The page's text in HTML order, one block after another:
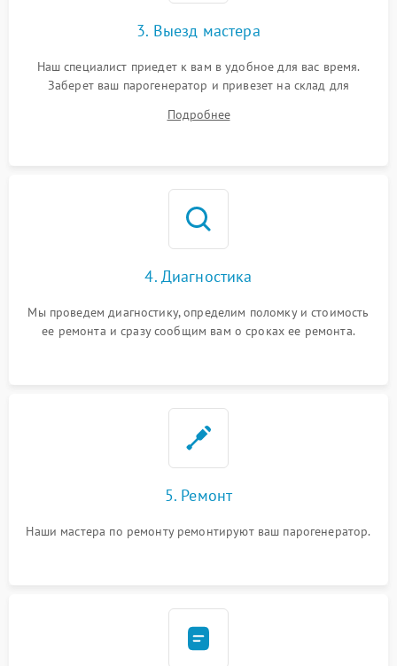
3. Выезд мастера
Наш специалист приедет к вам в удобное для вас время.
Заберет ваш парогенератор и привезет на склад для
Подробнее
4. Диагностика
Мы проведем диагностику, определим поломку и стоимость
ее ремонта и сразу сообщим вам о сроках ее ремонта.
5. Ремонт
Наши мастера по ремонту ремонтируют ваш парогенератор.